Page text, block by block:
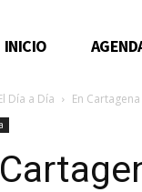
INICIO
Día a Día En